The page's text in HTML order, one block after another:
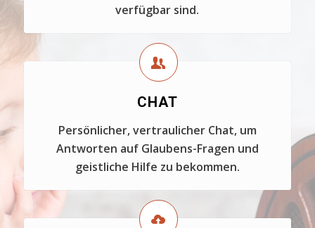
verfügbar sind.
CHAT
Persönlicher, vertraulicher Chat, um
Antworten auf Glaubens-Fragen und
geistliche Hilfe zu bekommen.